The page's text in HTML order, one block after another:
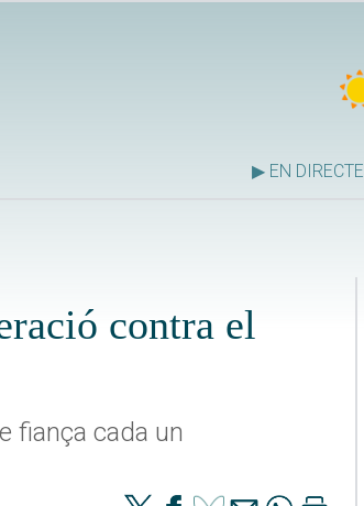
▶ EN DIRECTE
contra el
fiança cada un